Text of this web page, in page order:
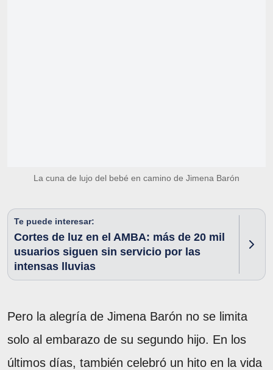
La cuna de lujo del bebé en camino de Jimena Barón
Te puede interesar:
Cortes de luz en el AMBA: más de 20 mil
usuarios siguen sin servicio por las
intensas lluvias
Pero la alegría de Jimena Barón no se limita
solo al embarazo de su segundo hijo. En los
últimos días, también celebró un hito en la vida